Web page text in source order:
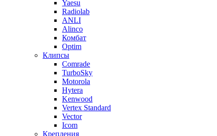
Yaesu
Radiolab
ANLI
Alinco
Комбат
Optim
Клипсы
Comrade
TurboSky
Motorola
Hytera
Kenwood
Vertex Standard
Vector
Icom
Крепления